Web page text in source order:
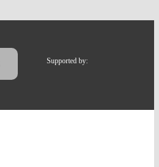
Supported by: